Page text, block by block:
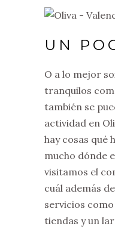
UN
O a lo mejor
tranquilos
también se
actividad en
hay cosas qué
mucho dónde
visitamos el
cuál además
servicios
tiendas y un